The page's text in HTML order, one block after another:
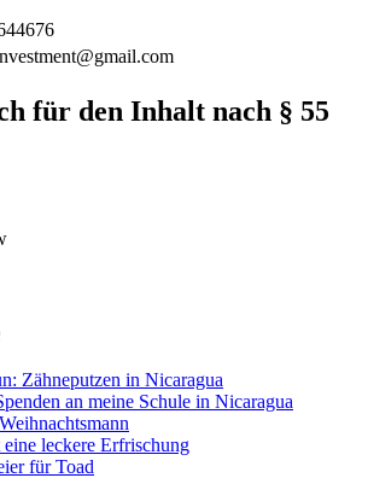
für den Inhalt nach § 55
Zähneputzen in Nicaragua
an meine Schule in Nicaragua
leckere Erfrischung
für Toad